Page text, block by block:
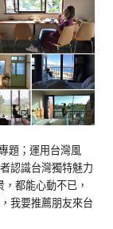
題；運用台灣風
認識台灣獨特魅力
都能心動不已，
我要推薦朋友來台